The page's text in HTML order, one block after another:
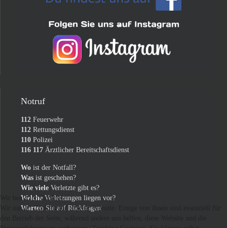
Notruf
112 Feuerwehr
112 Rettungsdienst
110 Polizei
116 117 Ärztlicher Bereitschaftsdienst
Wo ist der Notfall?
Was ist geschehen?
Wie viele Verletzte gibt es?
Welche Verletzungen liegen vor?
Warten Sie auf Rückfragen!
Wir benutzen Cookies
Wir nutzen Cookies auf unserer Website. Einige von ihnen sind essenziell für